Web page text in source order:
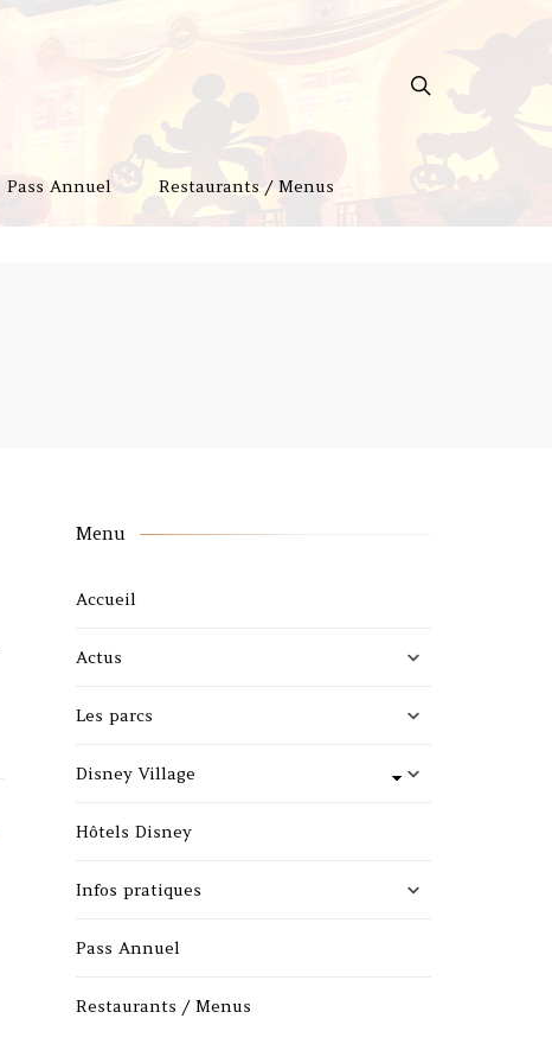
Pass Annuel Restaurants / Menus
Menu
Accueil
Actus
Les parcs
Disney Village
Hôtels Disney
Infos pratiques
Pass Annuel
Restaurants / Menus